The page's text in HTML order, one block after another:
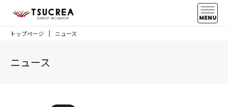
MENU
トップページ ニュース
ニュース